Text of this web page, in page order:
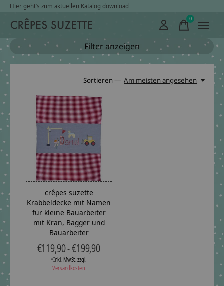
Hier geht’s zum aktuellen Katalog download
0items
Filter anzeigen
Sortieren — Am meisten angesehen
crêpes suzette
Krabbeldecke mit Namen
für kleine Bauarbeiter
mit Kran, Bagger und
Bauarbeiter
€119,90 - €199,90
*Inkl. MwSt. zzgl.
Versandkosten